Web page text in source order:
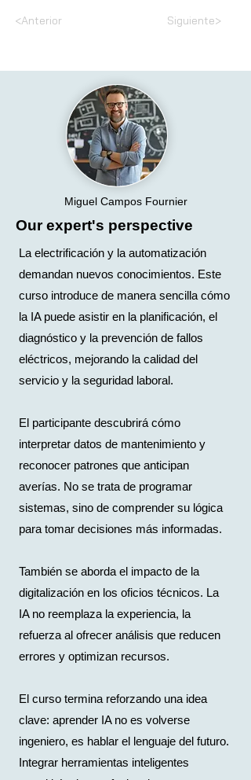
<Anterior Siguiente>
Miguel Campos Fournier
Our expert's perspective
La electrificación y la automatización
demandan nuevos conocimientos. Este
curso introduce de manera sencilla cómo
la IA puede asistir en la planificación, el
diagnóstico y la prevención de fallos
eléctricos, mejorando la calidad del
servicio y la seguridad laboral.
El participante descubrirá cómo
interpretar datos de mantenimiento y
reconocer patrones que anticipan
averías. No se trata de programar
sistemas, sino de comprender su lógica
para tomar decisiones más informadas.
También se aborda el impacto de la
digitalización en los oficios técnicos. La
IA no reemplaza la experiencia, la
refuerza al ofrecer análisis que reducen
errores y optimizan recursos.
El curso termina reforzando una idea
clave: aprender IA no es volverse
ingeniero, es hablar el lenguaje del futuro.
Integrar herramientas inteligentes